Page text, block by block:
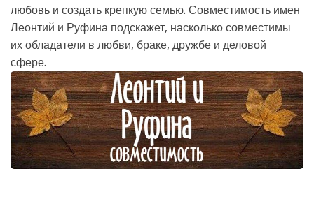
любовь и создать крепкую семью. Совместимость имен
Леонтий и Руфина подскажет, насколько совместимы
их обладатели в любви, браке, дружбе и деловой
сфере.